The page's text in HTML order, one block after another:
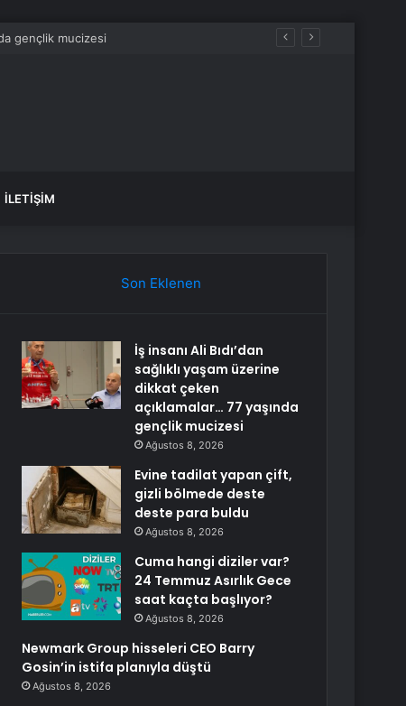
İLETIŞIM
Son Eklenen
İş insanı Ali Bıdı’dan
sağlıklı yaşam üzerine
dikkat çeken
açıklamalar… 77 yaşında
gençlik mucizesi
Ağustos 8, 2026
Evine tadilat yapan çift,
gizli bölmede deste
deste para buldu
Ağustos 8, 2026
Cuma hangi diziler var?
24 Temmuz Asırlık Gece
saat kaçta başlıyor?
Ağustos 8, 2026
Newmark Group hisseleri CEO Barry
Gosin’in istifa planıyla düştü
Ağustos 8, 2026